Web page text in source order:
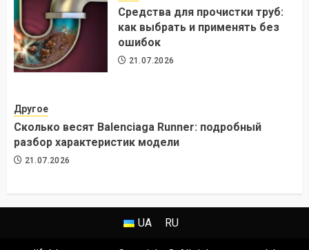
Средства для прочистки труб:
как выбрать и применять без
ошибок
21.07.2026
Другое
Сколько весят Balenciaga Runner: подробный
разбор характеристик модели
21.07.2026
UA RU